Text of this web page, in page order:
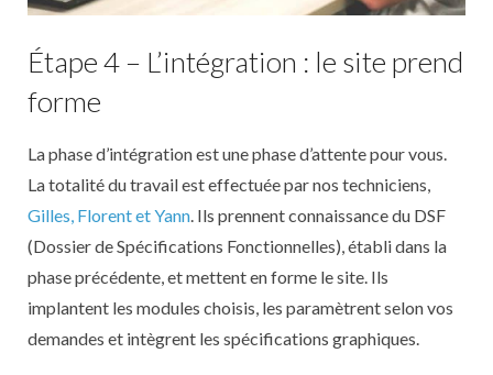
Étape 4 – L’intégration : le site prend
forme
La phase d’intégration est une phase d’attente pour vous.
La totalité du travail est effectuée par nos techniciens,
Gilles, Florent et Yann . Ils prennent connaissance du DSF
(Dossier de Spécifications Fonctionnelles), établi dans la
phase précédente, et mettent en forme le site. Ils
implantent les modules choisis, les paramètrent selon vos
demandes et intègrent les spécifications graphiques.